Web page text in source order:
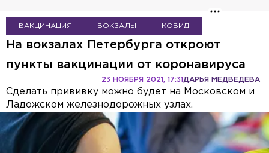
ВАКЦИНАЦИЯ ВОКЗАЛЫ КОВИД
На вокзалах Петербурга откроют
пункты вакцинации от коронавируса
ДАРЬЯ МЕДВЕДЕВА
23 НОЯБРЯ 2021, 17:31
Сделать прививку можно будет на Московском и
Ладожском железнодорожных узлах.